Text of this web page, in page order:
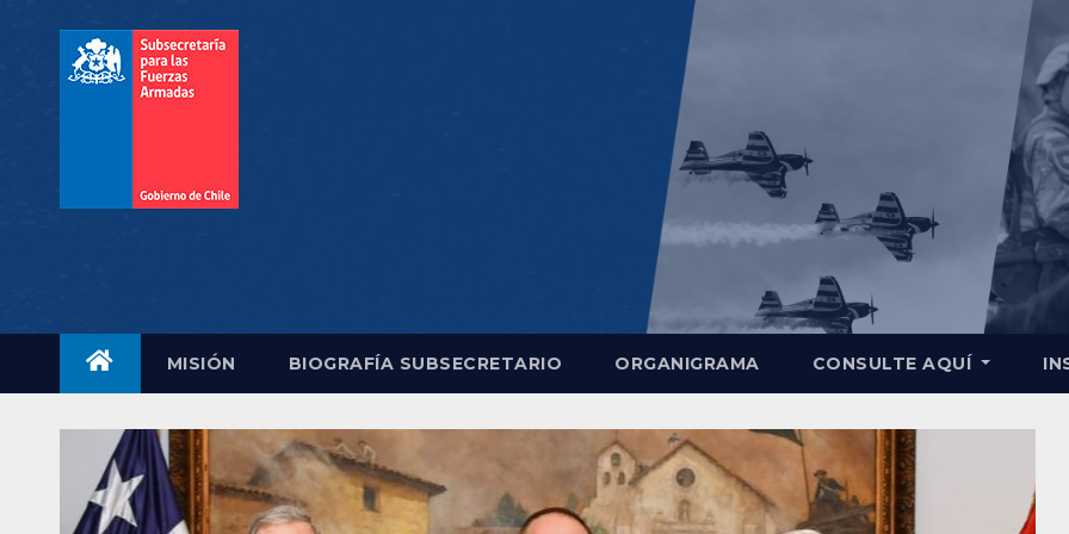
contenido
MISIÓN BIOGRAFÍA SUBSECRETARIO ORGANIGRAMA CONSULTE AQUÍ